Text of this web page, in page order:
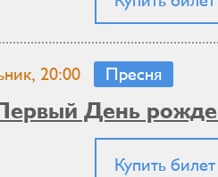
20:00 Пресня
День
Купить билет